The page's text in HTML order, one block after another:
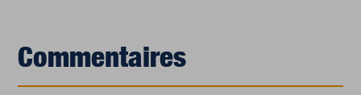
Commentaires